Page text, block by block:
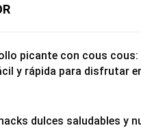
picante con cous cous:
y rápida para disfrutar
dulces saludables y